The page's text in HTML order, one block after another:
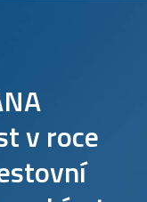
v roce